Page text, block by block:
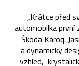
„​Krátce před
automobilka první
Škoda Karoq.
a dynamický
vzhled,